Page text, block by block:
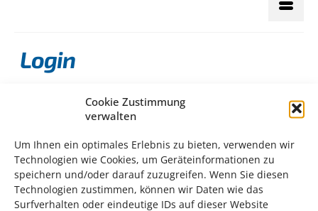
Cookie Zustimmung
verwalten
Um Ihnen ein optimales Erlebnis zu bieten, verwenden wir
Technologien wie Cookies, um Geräteinformationen zu
speichern und/oder darauf zuzugreifen. Wenn Sie diesen
Technologien zustimmen, können wir Daten wie das
Surfverhalten oder eindeutige IDs auf dieser Website
Login
Login: PNP = Positives Neuronales
Programmieren